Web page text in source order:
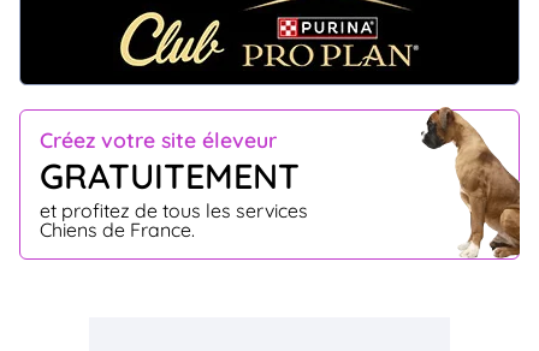
Créez votre site éleveur
GRATUITEMENT
et profitez de tous les services
Chiens de France.